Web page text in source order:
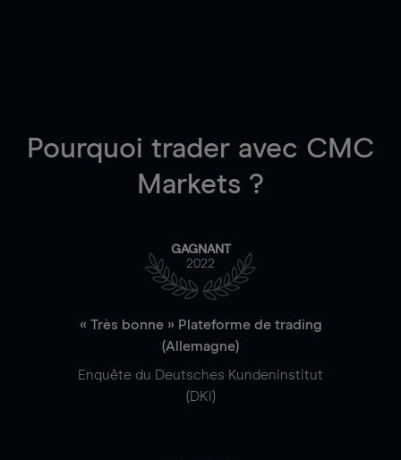
Pourquoi trader avec CMC
Markets ?
GAGNANT
2022
« Très bonne » Plateforme de trading
(Allemagne)
Enquête du Deutsches Kundeninstitut
(DKI)